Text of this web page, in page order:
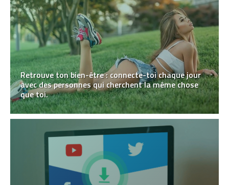
Retrouve ton bien-être : connecte-toi chaque jour
avec des personnes qui cherchent la même chose
que toi.